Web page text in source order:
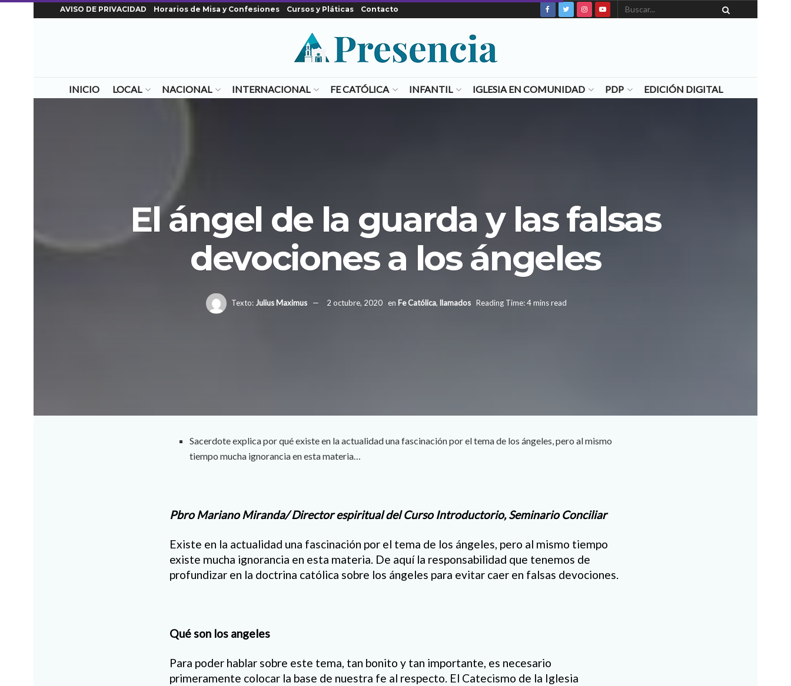
AVISO DE PRIVACIDAD Horarios de Misa y Confesiones Cursos y Pláticas Contacto
INICIO LOCAL NACIONAL INTERNACIONAL FE CATÓLICA INFANTIL IGLESIA EN COMUNIDAD PDP EDICIÓN DIGITAL
El ángel de la guarda y las falsas
devociones a los ángeles
Texto: Julius Maximus 2 octubre, 2020 en Fe Católica, llamados Reading Time: 4 mins read
Sacerdote explica por qué existe en la actualidad una fascinación por el tema de los ángeles, pero al mismo
tiempo mucha ignorancia en esta materia…
Pbro Mariano Miranda/Director espiritual del Curso Introductorio, Seminario Conciliar
Existe en la actualidad una fascinación por el tema de los ángeles, pero al mismo tiempo
existe mucha ignorancia en esta materia. De aquí la responsabilidad que tenemos de
profundizar en la doctrina católica sobre los ángeles para evitar caer en falsas devociones.
Qué son los angeles
Para poder hablar sobre este tema, tan bonito y tan importante, es necesario
primeramente colocar la base de nuestra fe al respecto. El Catecismo de la Iglesia